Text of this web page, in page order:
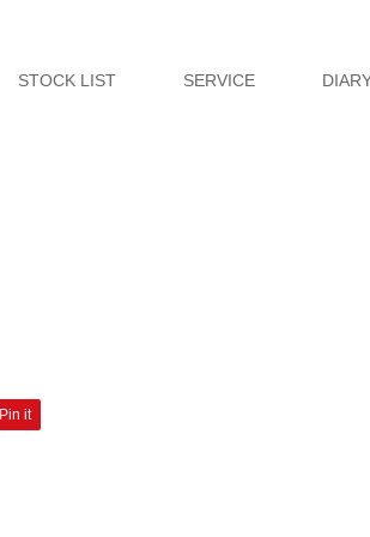
STOCK LIST SERVICE
Pin it